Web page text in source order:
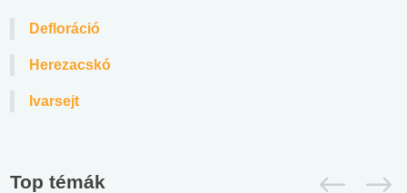
Defloráció
Herezacskó
Ivarsejt
Top témák